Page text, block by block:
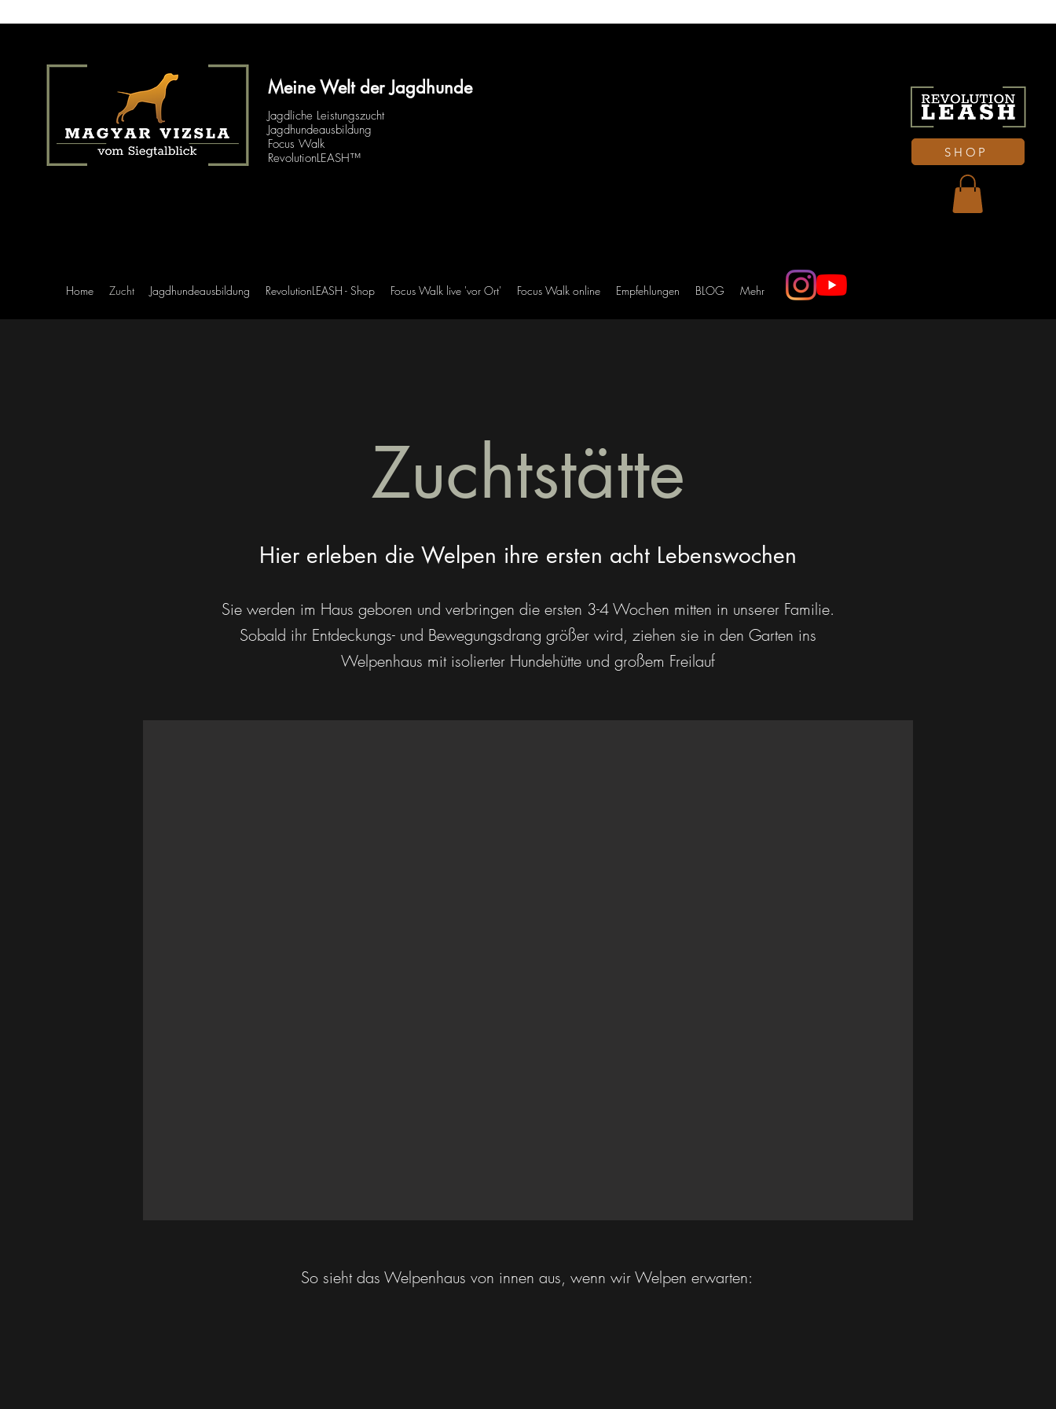
Meine Welt der Jagdhunde
Jagdliche Leistungszucht
Jagdhundeausbildung
Focus Walk
RevolutionLEASH™
SHOP
Home Zucht Jagdhundeausbildung RevolutionLEASH - Shop Focus Walk live 'vor Ort' Focus Walk online Empfehlungen BLOG Mehr
Zuchtstätte
Hier erleben die Welpen ihre ersten acht Lebenswochen
Sie werden im Haus geboren und verbringen die ersten 3-4 Wochen mitten in unserer Familie.
Sobald ihr Entdeckungs- und Bewegungsdrang größer wird, ziehen sie in den Garten ins
Welpenhaus mit isolierter Hundehütte und großem Freilauf
So sieht das Welpenhaus von innen aus, wenn wir Welpen erwarten: